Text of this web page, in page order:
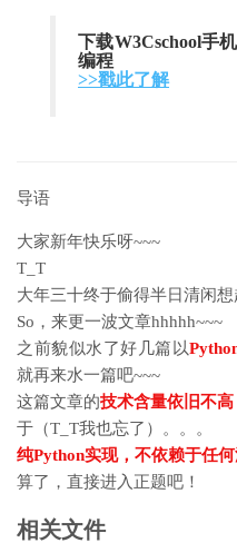
下载W3Cschool手
编程
>>戳此了解
导语
大家新年快乐呀~~~
T_T
大年三十终于偷得半日清闲
So，来更一波文章hhhhh~~~
之前貌似水了好几篇以
就再来水一篇吧~~~
这篇文章的技术含量依旧不高
于（T_T我也忘了）。。。
纯Python实现，不依赖于任何
算了，直接进入正题吧！
相关文件